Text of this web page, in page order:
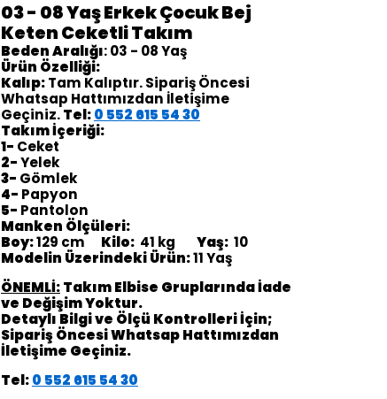
03 - 08 Yaş Erkek Çocuk Bej
Keten Ceketli Takım
Beden Aralığı: 03 - 08 Yaş
Ürün Özelliği:
Kalıp:Tam Kalıptır. Sipariş Öncesi
Whatsap Hattımızdan İletişime
Geçiniz.Tel:0 552 615 54 30
Takım İçeriği:
1- Ceket
2-Yelek
3- Gömlek
4- Papyon
5- Pantolon
Manken Ölçüleri:
Boy:129 cm Kilo: 41 kg Yaş: 10
Modelin Üzerindeki Ürün:11 Yaş
ÖNEMLİ:Takım Elbise Gruplarında İade
ve Değişim Yoktur.
Detaylı Bilgi ve Ölçü Kontrolleri İçin;
Sipariş Öncesi Whatsap Hattımızdan
İletişime Geçiniz.
Tel:0 552 615 54 30